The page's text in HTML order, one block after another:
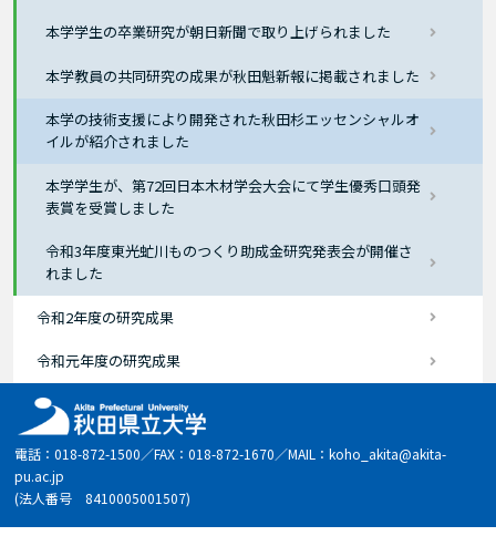
本学学生の卒業研究が朝日新聞で取り上げられました
本学教員の共同研究の成果が秋田魁新報に掲載されました
本学の技術支援により開発された秋田杉エッセンシャルオ
イルが紹介されました
本学学生が、第72回日本木材学会大会にて学生優秀口頭発
表賞を受賞しました
令和3年度東光虻川ものつくり助成金研究発表会が開催さ
れました
令和2年度の研究成果
令和元年度の研究成果
電話：018-872-1500／FAX：018-872-1670／MAIL：koho_akita@akita-
pu.ac.jp
(法人番号 8410005001507)